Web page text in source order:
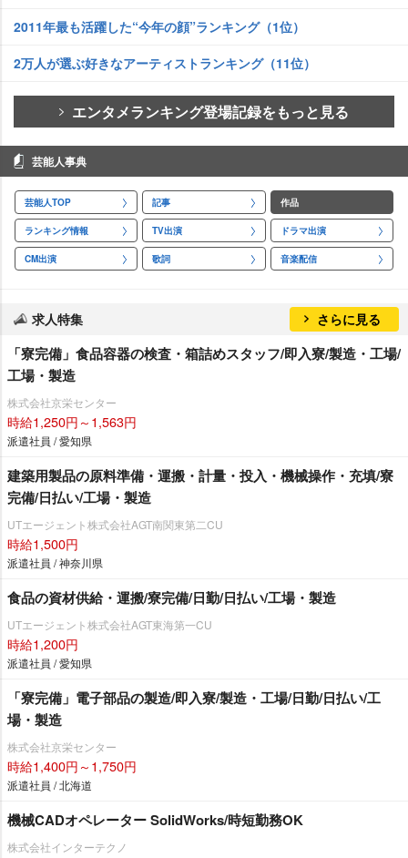
2011年最も活躍した“今年の顔”ランキング（1位）
2万人が選ぶ好きなアーティストランキング（11位）
エンタメランキング登場記録をもっと見る
芸能人事典
芸能人TOP 記事 作品
ランキング情報 TV出演 ドラマ出演
CM出演 歌詞 音楽配信
求人特集 さらに見る
「寮完備」食品容器の検査・箱詰めスタッフ/即入寮/製造・工場/
工場・製造
株式会社京栄センター
時給1,250円～1,563円
派遣社員 / 愛知県
建築用製品の原料準備・運搬・計量・投入・機械操作・充填/寮
完備/日払い/工場・製造
UTエージェント株式会社AGT南関東第二CU
時給1,500円
派遣社員 / 神奈川県
食品の資材供給・運搬/寮完備/日勤/日払い/工場・製造
UTエージェント株式会社AGT東海第一CU
時給1,200円
派遣社員 / 愛知県
「寮完備」電子部品の製造/即入寮/製造・工場/日勤/日払い/工
場・製造
株式会社京栄センター
時給1,400円～1,750円
派遣社員 / 北海道
機械CADオペレーター SolidWorks/時短勤務OK
株式会社インターテクノ